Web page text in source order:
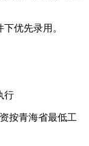
优先录用。
行
按青海省最低工